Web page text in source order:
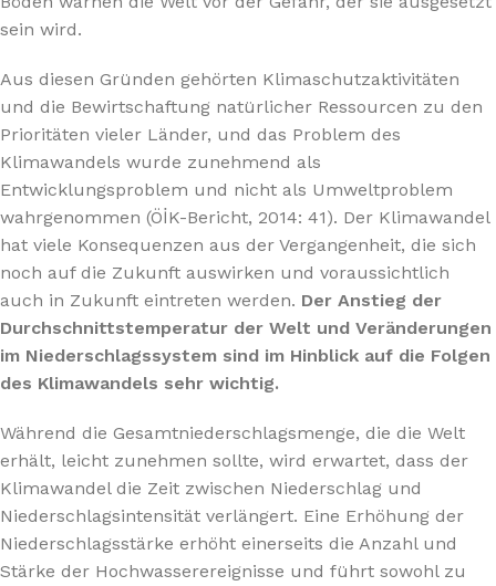
sein wird.
Aus diesen Gründen gehörten Klimaschutzaktivitäten
und die Bewirtschaftung natürlicher Ressourcen zu den
Prioritäten vieler Länder, und das Problem des
Klimawandels wurde zunehmend als
Entwicklungsproblem und nicht als Umweltproblem
wahrgenommen (ÖİK-Bericht, 2014: 41). Der Klimawandel
hat viele Konsequenzen aus der Vergangenheit, die sich
noch auf die Zukunft auswirken und voraussichtlich
auch in Zukunft eintreten werden. Der Anstieg der
Durchschnittstemperatur der Welt und Veränderungen
im Niederschlagssystem sind im Hinblick auf die Folgen
des Klimawandels sehr wichtig.
Während die Gesamtniederschlagsmenge, die die Welt
erhält, leicht zunehmen sollte, wird erwartet, dass der
Klimawandel die Zeit zwischen Niederschlag und
Niederschlagsintensität verlängert. Eine Erhöhung der
Niederschlagsstärke erhöht einerseits die Anzahl und
Stärke der Hochwasserereignisse und führt sowohl zu